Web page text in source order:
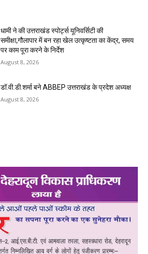
धामी ने की उत्तराखंड स्पोर्ट्स यूनिवर्सिटी की
समीक्षा,गौलापार में बन रहा खेल उत्कृष्टता का केंद्र, समय
पर काम पूरा करने के निर्देश
August 8, 2026
डॉ.वी.डी.शर्मा बने ABBEP उत्तराखंड के प्रदेश अध्यक्ष
August 8, 2026